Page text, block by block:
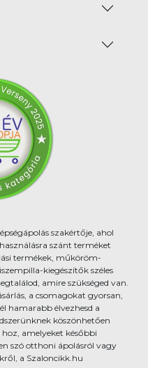
szakértője, ahol
szánt terméket
termékek, műköröm-
kiegészítők széles
amire szükséged van.
a csomagokat gyorsan,
hamarabb élvezhesd a
köszönhetően
amelyeket későbbi
szó otthoni ápolásról vagy
a Szaloncikk.hu